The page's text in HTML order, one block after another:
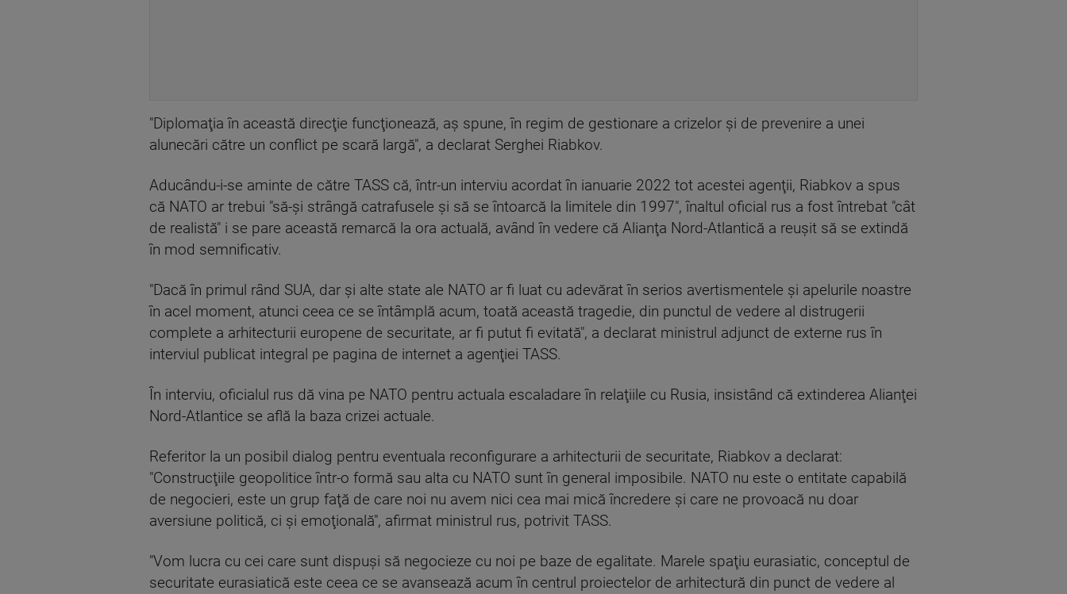
"Diplomaţia în această direcţie funcţionează, aş spune, în regim de gestionare a crizelor şi de prevenire a unei
alunecări către un conflict pe scară largă", a declarat Serghei Riabkov.
Aducându-i-se aminte de către TASS că, într-un interviu acordat în ianuarie 2022 tot acestei agenţii, Riabkov a spus
că NATO ar trebui "să-şi strângă catrafusele şi să se întoarcă la limitele din 1997", înaltul oficial rus a fost întrebat "cât
de realistă" i se pare această remarcă la ora actuală, având în vedere că Alianţa Nord-Atlantică a reuşit să se extindă
în mod semnificativ.
"Dacă în primul rând SUA, dar şi alte state ale NATO ar fi luat cu adevărat în serios avertismentele şi apelurile noastre
în acel moment, atunci ceea ce se întâmplă acum, toată această tragedie, din punctul de vedere al distrugerii
complete a arhitecturii europene de securitate, ar fi putut fi evitată", a declarat ministrul adjunct de externe rus în
interviul publicat integral pe pagina de internet a agenţiei TASS.
În interviu, oficialul rus dă vina pe NATO pentru actuala escaladare în relaţiile cu Rusia, insistând că extinderea Alianţei
Nord-Atlantice se află la baza crizei actuale.
Referitor la un posibil dialog pentru eventuala reconfigurare a arhitecturii de securitate, Riabkov a declarat:
"Construcţiile geopolitice într-o formă sau alta cu NATO sunt în general imposibile. NATO nu este o entitate capabilă
de negocieri, este un grup faţă de care noi nu avem nici cea mai mică încredere şi care ne provoacă nu doar
aversiune politică, ci şi emoţională", afirmat ministrul rus, potrivit TASS.
"Vom lucra cu cei care sunt dispuşi să negocieze cu noi pe baze de egalitate. Marele spaţiu eurasiatic, conceptul de
securitate eurasiatică este ceea ce se avansează acum în centrul proiectelor de arhitectură din punct de vedere al